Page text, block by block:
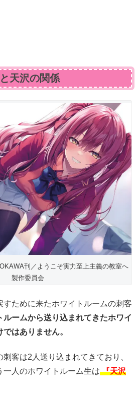
天沢の関係
刊／ようこそ実力至上主義の教室へ
製作委員会
すために来たホワイトルームの刺客
ルームから送り込まれてきたホワイ
はありません。
客は2人送り込まれてきており、
一人のホワイトルーム生は『天沢